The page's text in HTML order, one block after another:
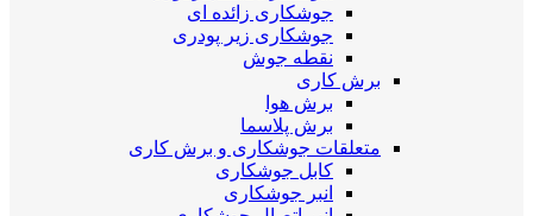
جوشکاری زائده ای
جوشکاری زیر پودری
نقطه جوش
برش کاری
برش هوا
برش پلاسما
متعلقات جوشکاری و برش کاری
کابل جوشکاری
انبر جوشکاری